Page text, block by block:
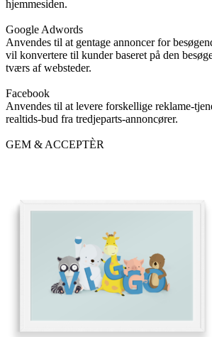
hjemmesiden.
Google Adwords
Anvendes til at gentage annoncer for
vil konvertere til kunder baseret på den
tværs af websteder.
Facebook
Anvendes til at levere forskellige reklame-
realtids-bud fra tredjeparts-annoncører.
GEM & ACCEPTÈR